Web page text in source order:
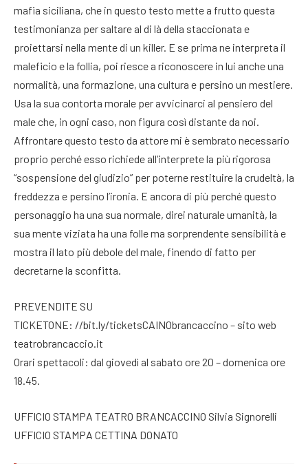
mafia siciliana, che in questo testo mette a frutto questa
testimonianza per saltare al di là della staccionata e
proiettarsi nella mente di un killer. E se prima ne interpreta il
maleficio e la follia, poi riesce a riconoscere in lui anche una
normalità, una formazione, una cultura e persino un mestiere.
Usa la sua contorta morale per avvicinarci al pensiero del
male che, in ogni caso, non figura così distante da noi.
Affrontare questo testo da attore mi è sembrato necessario
proprio perché esso richiede all’interprete la più rigorosa
“sospensione del giudizio” per poterne restituire la crudeltà, la
freddezza e persino l’ironia. E ancora di più perché questo
personaggio ha una sua normale, direi naturale umanità, la
sua mente viziata ha una folle ma sorprendente sensibilità e
mostra il lato più debole del male, finendo di fatto per
decretarne la sconfitta.
PREVENDITE SU
TICKETONE: //bit.ly/ticketsCAINObrancaccino – sito web
teatrobrancaccio.it
Orari spettacoli: dal giovedì al sabato ore 20 – domenica ore
18.45.
UFFICIO STAMPA TEATRO BRANCACCINO Silvia Signorelli
UFFICIO STAMPA CETTINA DONATO